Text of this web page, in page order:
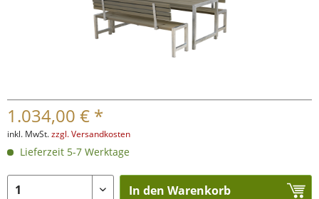
1.034,00 € *
inkl. MwSt.zzgl. Versandkosten
Lieferzeit 5-7 Werktage
In den Warenkorb